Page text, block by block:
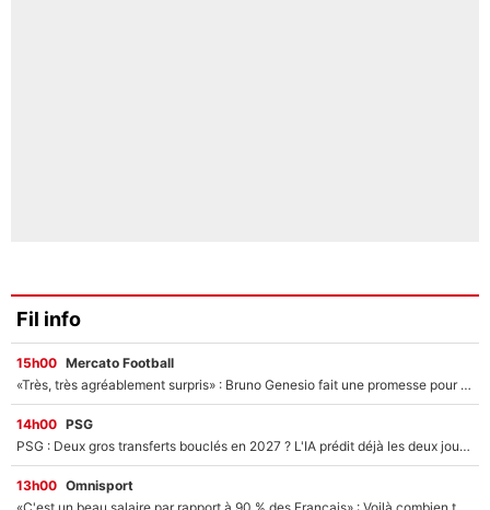
Fil info
15h00 Mercato Football
«Très, très agréablement surpris» : Bruno Genesio fait une promesse pour la suite du mercato de l’OM et rassure les supporters
14h00 PSG
PSG : Deux gros transferts bouclés en 2027 ? L'IA prédit déjà les deux joueurs qui pourraient rejoindre Luis Enrique !
13h00 Omnisport